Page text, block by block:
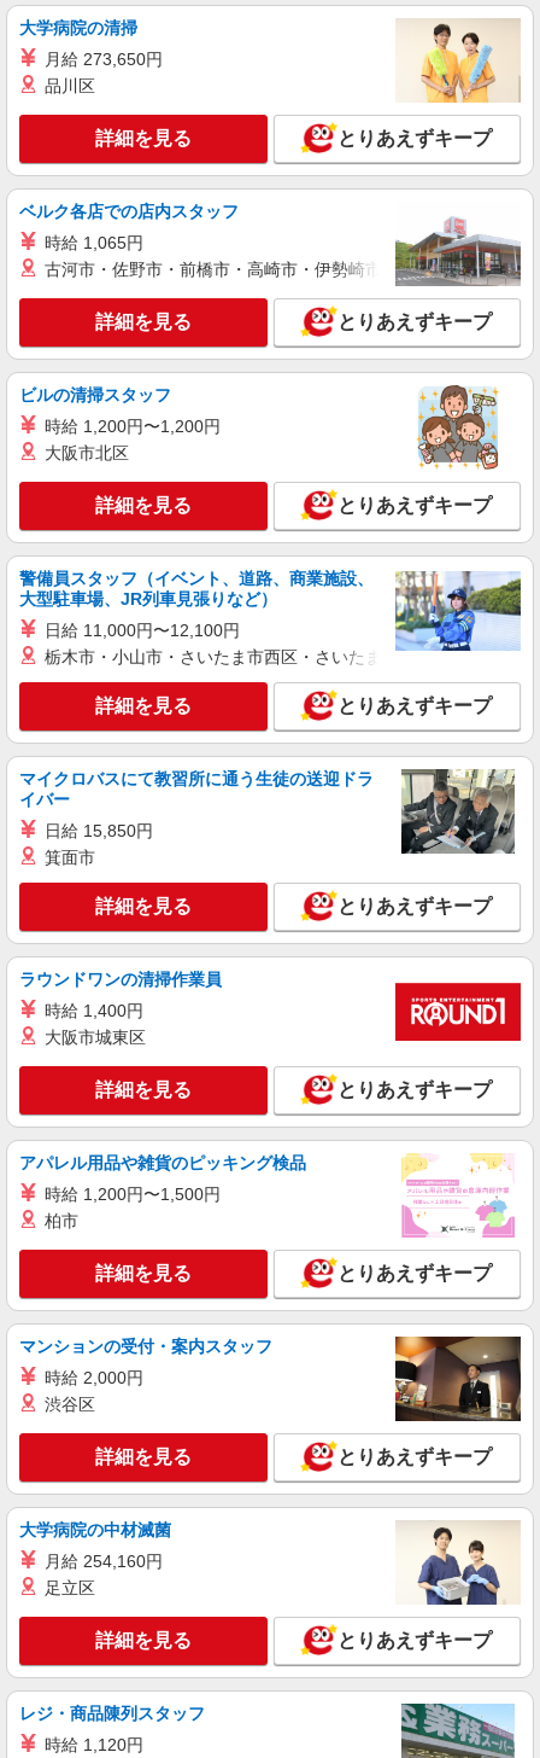
調剤薬局（群馬県伊勢崎市）【アイデムエージェント薬剤師】
※経験等考慮いたします。
群馬県伊勢崎市 【変更の範囲：会社の定める
場所】
キープ 詳細を見る
調剤薬局（群馬県伊勢崎市）【アイデムエージェント薬剤師】
（JOB060494）
薬剤師（職業紹介)
■正社員 年俸：500万円〜700万円 月給：
300,000円〜550,000円 ※経験考慮します ■パー
ト 時給：2,000〜2,500円 ※経験考慮します
キープ 詳細を見る
調剤薬局（群馬県伊勢崎市）【アイデムエージェント薬剤師】
（JOB058024）
薬剤師（職業紹介)
■正社員 年俸：500万円〜650万円 月給：
2000円〜
群馬県伊勢崎市（調剤薬局）
キープ 詳細を見る
調剤薬局（群馬県伊勢崎市）【アイデムエージェント薬剤師】
※経験等考慮いたします。
群馬県伊勢崎市 【変更の範囲：会社の定める
場所】
キープ 詳細を見る
調剤薬局（群馬県伊勢崎市）【アイデムエージェント薬剤師】
薬剤師（職業紹介）
(薬剤師/3年目目安)※経験等考慮いたします。
群馬県伊勢崎市 【変更の範囲：会社の定める
場所】
キープ 詳細を見る
パート 正社員 職業紹介
調剤薬局（群馬県伊勢崎市）【アイデムエージェント薬剤師】
（JOB017959）
■正社員 年俸：460万円〜650万円 月給：
270,000円〜380,000円 ※経験考慮します ■パート
時給：2,000〜2,500円 ※経験考慮します
群馬県伊勢崎市（調剤薬局）
キープ 詳細を見る
職業紹介
調剤薬局（群馬県伊勢崎市）【アイデムエージェント薬剤師】
薬剤師（職業紹介）
(薬剤師/3年目目安)※経験等考慮いたします。
群馬県伊勢崎市 【変更の範囲：会社の定める
キープ 詳細を見る
大学病院の清掃
月給 273,650円
品川区
詳細を見る とりあえずキープ
ベルク各店での店内スタッフ
時給 1,065円
古河市・佐野市・前橋市・高崎市・伊勢崎市・太田市・館林市
詳細を見る とりあえずキープ
ビルの清掃スタッフ
時給 1,200円〜1,200円
大阪市北区
詳細を見る とりあえずキープ
警備員スタッフ（イベント、道路、商業施設、
大型駐車場、JR列車見張りなど）
日給 11,000円〜12,100円
栃木市・小山市・さいたま市西区・さいたま市岩槻区・久喜市・
詳細を見る とりあえずキープ
マイクロバスにて教習所に通う生徒の送迎ドラ
イバー
日給 15,850円
箕面市
詳細を見る とりあえずキープ
ラウンドワンの清掃作業員
時給 1,400円
大阪市城東区
詳細を見る とりあえずキープ
アパレル用品や雑貨のピッキング検品
時給 1,200円〜1,500円
柏市
詳細を見る とりあえずキープ
マンションの受付・案内スタッフ
時給 2,000円
渋谷区
詳細を見る とりあえずキープ
大学病院の中材滅菌
月給 254,160円
足立区
詳細を見る とりあえずキープ
レジ・商品陳列スタッフ
時給 1,120円